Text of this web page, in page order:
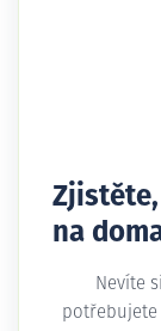
na
Nevíte
potřebujete